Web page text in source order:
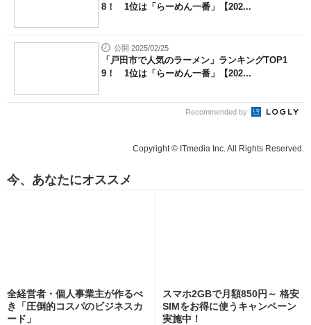
8！ 1位は「らーめん一番」【202...
公開 2025/02/25
「戸田市で人気のラーメン」ランキングTOP1
9！ 1位は「らーめん一番」【202...
Recommended by
Copyright © ITmedia Inc. All Rights Reserved.
今、あなたにオススメ
全経営者・個人事業主が作るべ
き「圧倒的コスパのビジネスカ
ード」
スマホ2GBで月額850円～ 格安
SIMをお得に使うキャンペーン
実施中！